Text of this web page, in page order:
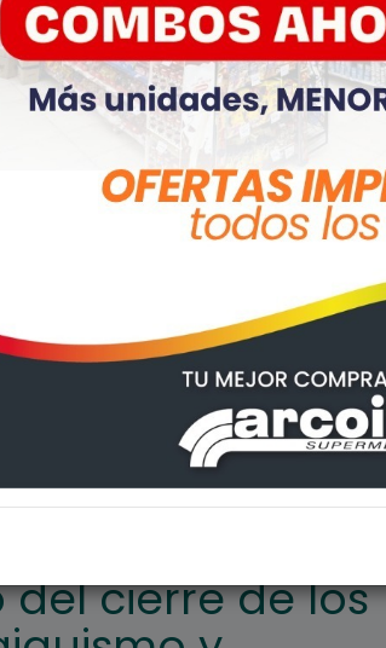
HOY OCIO DEPORTES FIGHIERA
los Talleres de Mosaiquismo y
cierre de los